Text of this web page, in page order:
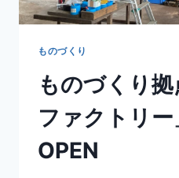
ものづくり
ものづくり
ファクトリ
OPEN